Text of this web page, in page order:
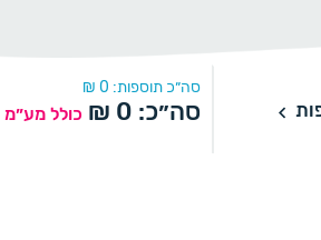
סה״כ תוספות: 0
₪
סה״כ: 0
₪ כולל מע״מ